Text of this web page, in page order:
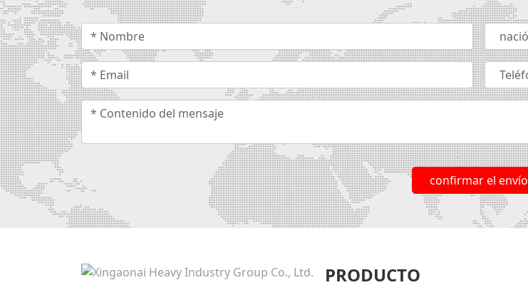
confirmar el envío
PRODUCTO